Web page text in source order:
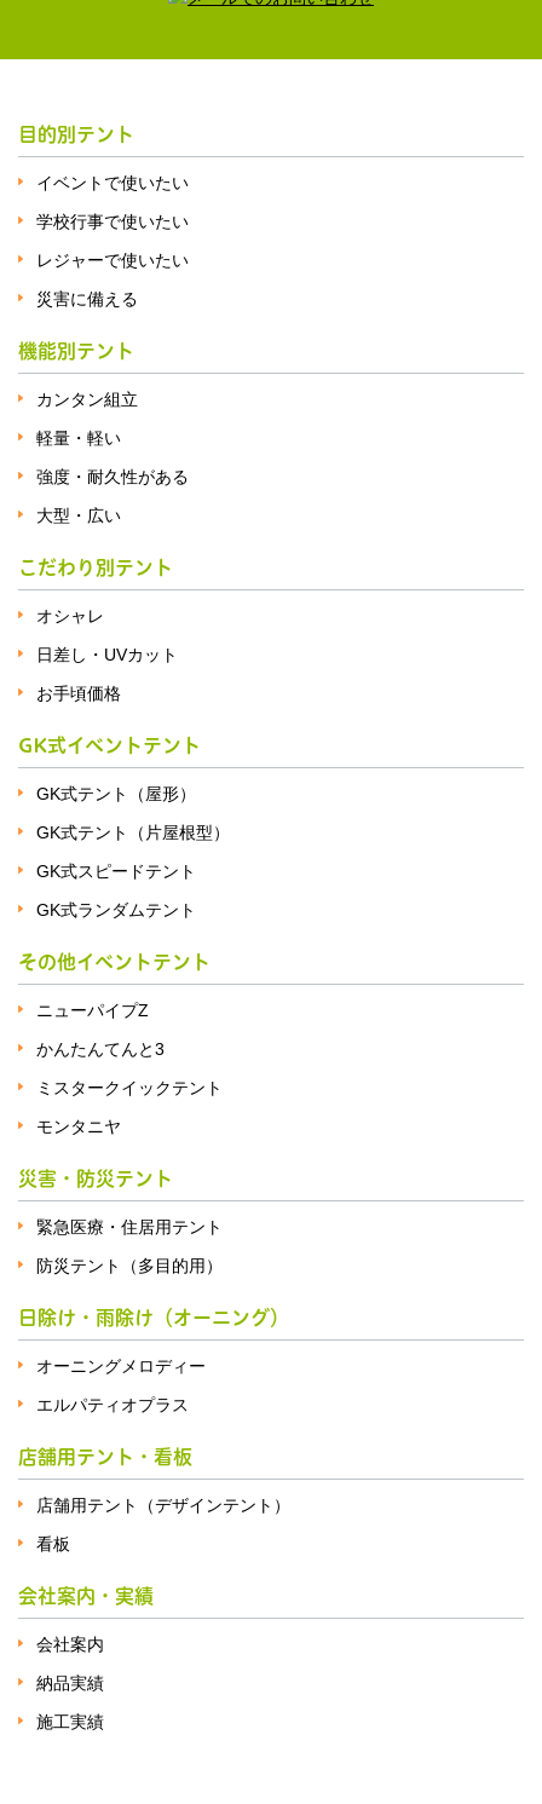
目的別テント
イベントで使いたい
学校行事で使いたい
レジャーで使いたい
災害に備える
機能別テント
カンタン組立
軽量・軽い
強度・耐久性がある
大型・広い
こだわり別テント
オシャレ
日差し・UVカット
お手頃価格
GK式イベントテント
GK式テント（屋形）
GK式テント（片屋根型）
GK式スピードテント
GK式ランダムテント
その他イベントテント
ニューパイプZ
かんたんてんと3
ミスタークイックテント
モンタニヤ
災害・防災テント
緊急医療・住居用テント
防災テント（多目的用）
日除け・雨除け（オーニング）
オーニングメロディー
エルパティオプラス
店舗用テント・看板
店舗用テント（デザインテント）
看板
会社案内・実績
会社案内
納品実績
施工実績